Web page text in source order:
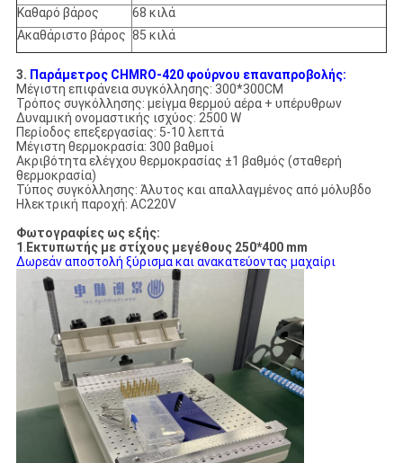
Καθαρό βάρος
68 κιλά
Ακαθάριστο βάρος 85 κιλά
3. Παράμετρος CHMRO-420 φούρνου επαναπροβολής:
Μέγιστη επιφάνεια συγκόλλησης: 300*300CM
Τρόπος συγκόλλησης: μείγμα θερμού αέρα + υπέρυθρων
Δυναμική ονομαστικής ισχύος: 2500 W
Περίοδος επεξεργασίας: 5-10 λεπτά
Μέγιστη θερμοκρασία: 300 βαθμοί
Ακριβότητα ελέγχου θερμοκρασίας ±1 βαθμός (σταθερή
θερμοκρασία)
Τύπος συγκόλλησης: Άλυτος και απαλλαγμένος από μόλυβδο
Ηλεκτρική παροχή: AC220V
Φωτογραφίες ως εξής:
1 . Εκτυπωτής με στίχους μεγέθους 250*400 mm
Δωρεάν αποστολή ξύρισμα και ανακατεύοντας μαχαίρι